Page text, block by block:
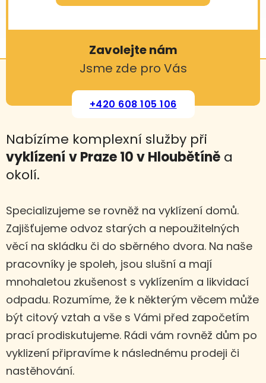
Zavolejte nám
Jsme zde pro Vás
+420 608 105 106
Nabízíme komplexní služby při
vyklízení v Praze 10 v Hloubětíně a
okolí.
Specializujeme se rovněž na vyklízení domů.
Zajišťujeme odvoz starých a nepoužitelných
věcí na skládku či do sběrného dvora. Na naše
pracovníky je spoleh, jsou slušní a mají
mnohaletou zkušenost s vyklízením a likvidací
odpadu. Rozumíme, že k některým věcem může
být citový vztah a vše s Vámi před započetím
prací prodiskutujeme. Rádi vám rovněž dům po
vyklizení připravíme k následnému prodeji či
nastěhování.